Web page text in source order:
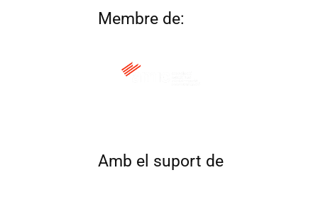
Membre de:
Amb el suport de